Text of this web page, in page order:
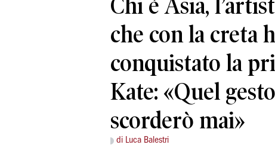
Chi è Asia,
che con la creta
conquistato la
Kate: «Quel
scorderò mai»
di Luca Balestri